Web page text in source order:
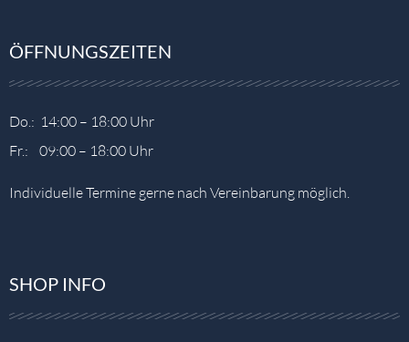
ÖFFNUNGSZEITEN
Do.: 14:00 – 18:00 Uhr
Fr.: 09:00 – 18:00 Uhr
Individuelle Termine gerne nach Vereinbarung möglich.
SHOP INFO